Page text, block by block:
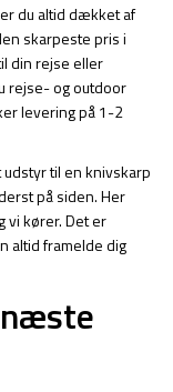
du altid dækket af
skarpeste pris i
din rejse eller
rejse- og outdoor
levering på 1-2
til en knivskarp
på siden. Her
vi kører. Det er
altid framelde dig